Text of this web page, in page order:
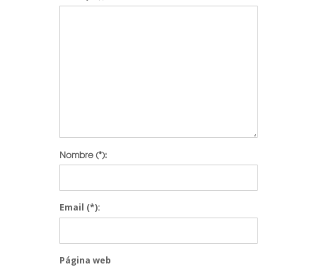
Nombre(*):
Email (*):
Página web